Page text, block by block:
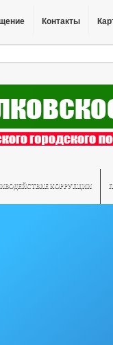
Контакты
КОРРУПЦИИ